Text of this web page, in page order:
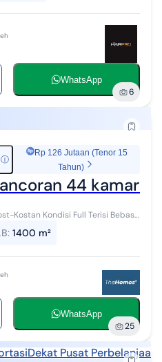
WhatsApp
6
ⓘ
Rp 126 Jutaan (Tenor 15
Tahun)
44 kamar
Perkantoran
: 1400 m²
WhatsApp
25
Dekat Pusat Perbelanjaan